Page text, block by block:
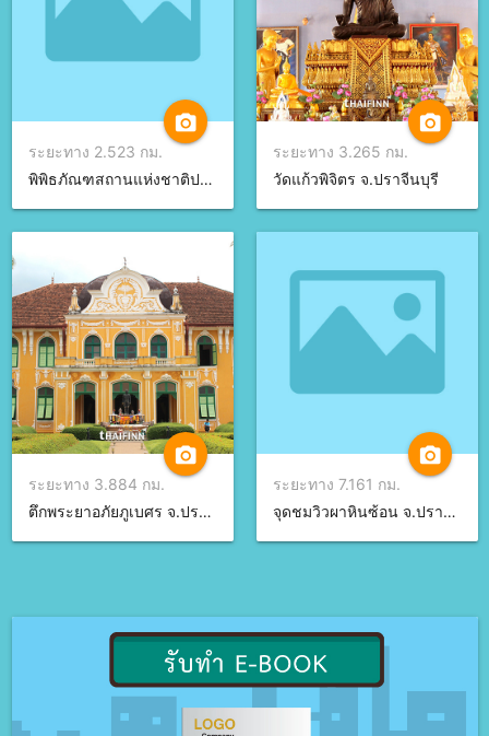
camera_alt
ระยะทาง 2.523 กม.
พิพิธภัณฑสถานแห่งชาติปราจีนบุรี จ.ปราจีนบุรี
camera_alt
ระยะทาง 3.265 กม.
วัดแก้วพิจิตร จ.ปราจีนบุรี
camera_alt
ระยะทาง 3.884 กม.
ตึกพระยาอภัยภูเบศร จ.ปราจีนบุรี
camera_alt
ระยะทาง 7.161 กม.
จุดชมวิวผาหินซ้อน จ.ปราจีนบุรี